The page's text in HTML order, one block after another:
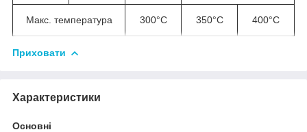
Макс. температура 300°С 350°С 400°С
Приховати
Характеристики
Основні